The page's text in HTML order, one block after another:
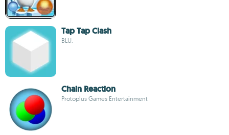
Tap Tap Clash
BLU.
Chain Reaction
Protoplus Games Entertainment